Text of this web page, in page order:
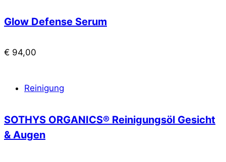
Glow Defense Serum
€ 94,00
Reinigung
SOTHYS ORGANICS® Reinigungsöl Gesicht
& Augen